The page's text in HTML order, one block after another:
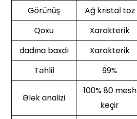
Görünüş
Ağ kristal toz
Qoxu
Xarakterik
dadına baxdı
Xarakterik
Təhlil
99%
Ələk analizi
100% 80 mesh
keçir